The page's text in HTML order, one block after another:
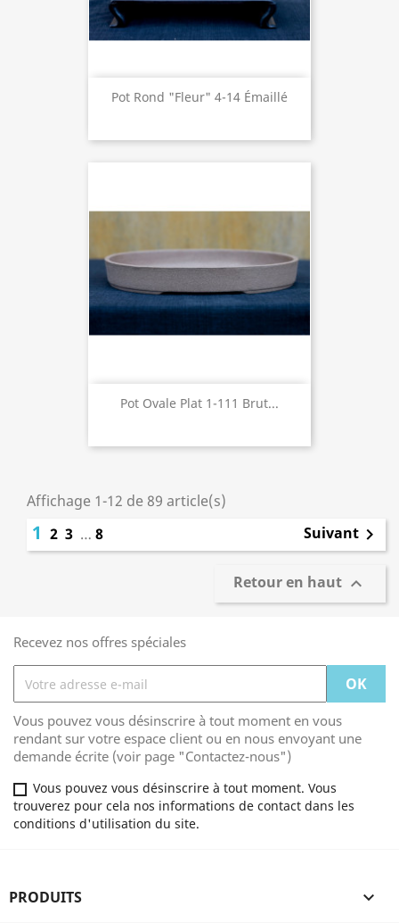
Pot Rond "fleur" 4-14 Émaillé
Pot Ovale Plat 1-111 Brut...
Affichage 1-12 de 89 article(s)
1 2 3 … 8 Suivant 
Retour en haut 
Recevez nos offres spéciales
Vous pouvez vous désinscrire à tout moment en vous
rendant sur votre espace client ou en nous envoyant une
demande écrite (voir page "Contactez-nous")
Vous pouvez vous désinscrire à tout moment. Vous
trouverez pour cela nos informations de contact dans les
conditions d'utilisation du site.
PRODUITS 